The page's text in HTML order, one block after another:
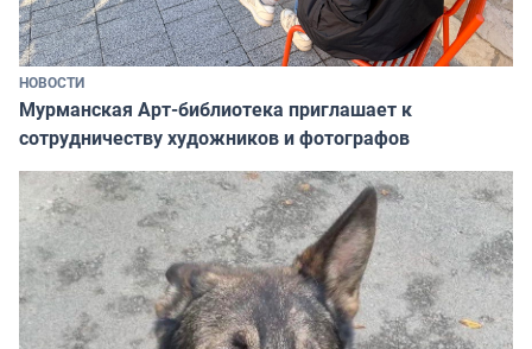
НОВОСТИ
Мурманская Арт-библиотека приглашает к
сотрудничеству художников и фотографов